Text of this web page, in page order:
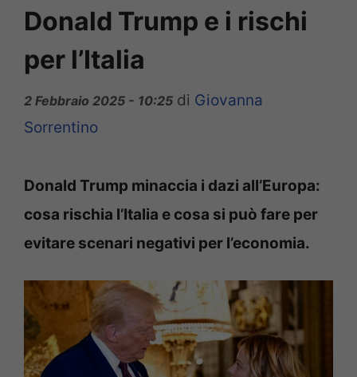
Donald Trump e i rischi
per l’Italia
2 Febbraio 2025 - 10:25 di Giovanna
Sorrentino
Donald Trump minaccia i dazi all’Europa:
cosa rischia l’Italia e cosa si può fare per
evitare scenari negativi per l’economia.